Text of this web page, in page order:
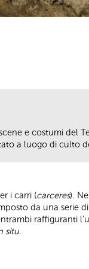
e costumi del
a luogo di culto
i carri (carceres).
da una serie
raffiguranti
situ.